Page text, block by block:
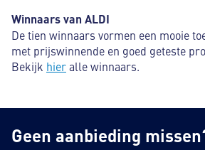
Winnaars van ALDI
De tien winnaars vormen een mooie
met prijswinnende en goed geteste
Bekijk hieralle winnaars.
Geen aanbieding